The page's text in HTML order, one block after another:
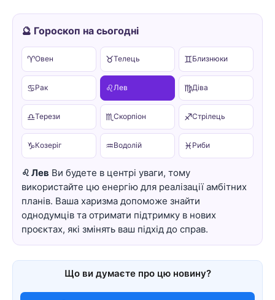
🔮 Гороскоп на сьогодні
♈Овен ♉Телець ♊Близнюки
♋Рак ♌Лев ♍Діва
♎Терези ♏Скорпіон ♐Стрілець
♑Козеріг ♒Водолій ♓ Риби
♌ Лев Ви будете в центрі уваги, тому
використайте цю енергію для реалізації амбітних
планів. Ваша харизма допоможе знайти
однодумців та отримати підтримку в нових
проєктах, які змінять ваш підхід до справ.
Що ви думаєте про цю новину?